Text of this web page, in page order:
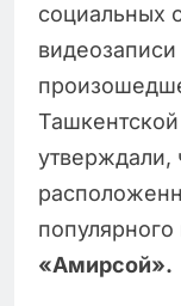
социальных
утверждали,
«Амирсой».